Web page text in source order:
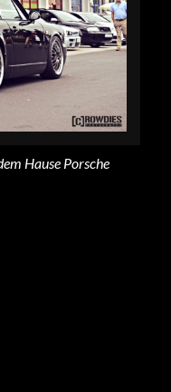
Hause Porsche